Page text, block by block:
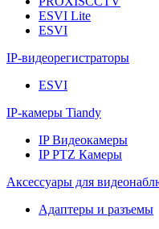
ESVI Lite
ESVI
IP-видеорегистраторы
ESVI
IP-камеры Tiandy
IP Видеокамеры
IP PTZ Камеры
Аксессуары для
Адаптеры и разъемы